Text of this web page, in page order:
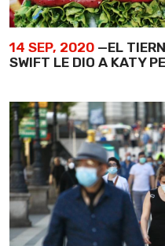
14 SEP, 2020 —EL
SWIFT LE DIO A KATY